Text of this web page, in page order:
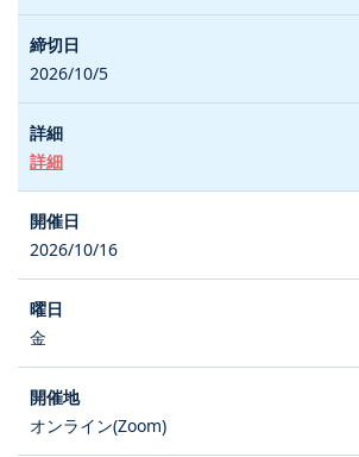
2026/10/5
詳細
2026/10/16
金
オンライン(Zoom)